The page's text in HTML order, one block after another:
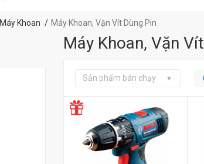
Máy Khoan Máy Khoan, Vặn Vít Dùng Pin
Máy Khoan, Vặn
Sản phẩm bán chạy